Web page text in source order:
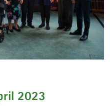
2023